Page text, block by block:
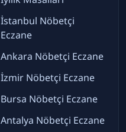
İstanbul Nöbetçi
Eczane
Ankara Nöbetçi Eczane
İzmir Nöbetçi Eczane
Bursa Nöbetçi Eczane
Antalya Nöbetçi Eczane